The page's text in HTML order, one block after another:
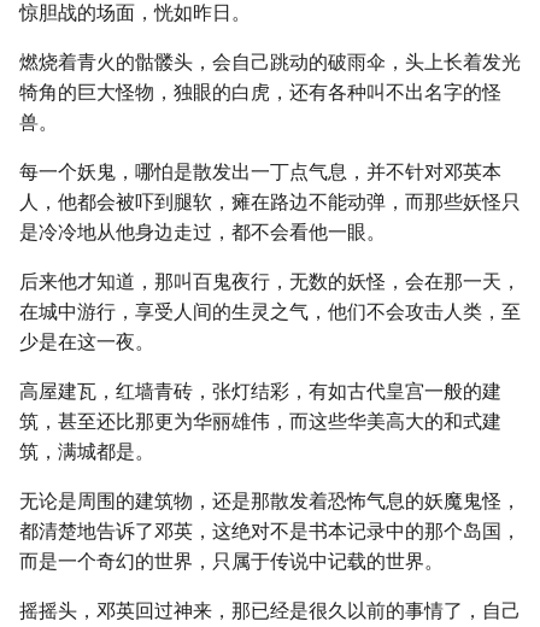
惊胆战的场面，恍如昨日。
燃烧着青火的骷髅头，会自己跳动的破雨伞，头上长着发光
犄角的巨大怪物，独眼的白虎，还有各种叫不出名字的怪
兽。
每一个妖鬼，哪怕是散发出一丁点气息，并不针对邓英本
人，他都会被吓到腿软，瘫在路边不能动弹，而那些妖怪只
是冷冷地从他身边走过，都不会看他一眼。
后来他才知道，那叫百鬼夜行，无数的妖怪，会在那一天，
在城中游行，享受人间的生灵之气，他们不会攻击人类，至
少是在这一夜。
高屋建瓦，红墙青砖，张灯结彩，有如古代皇宫一般的建
筑，甚至还比那更为华丽雄伟，而这些华美高大的和式建
筑，满城都是。
无论是周围的建筑物，还是那散发着恐怖气息的妖魔鬼怪，
都清楚地告诉了邓英，这绝对不是书本记录中的那个岛国，
而是一个奇幻的世界，只属于传说中记载的世界。
摇摇头，邓英回过神来，那已经是很久以前的事情了，自己